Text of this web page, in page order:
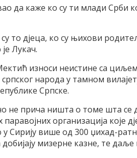
да каже ко су ти млади Срби
су то дјеца, ко су њихови
Лукач.
износи неистине са
народа у тамном
Српске.
не прича ништа о томе шта се
организација које
Сирију више од 300 џихад-
мизерне казне, те